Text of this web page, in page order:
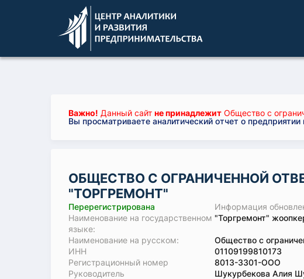
Важно! Данный сайт не принадлежит Общество с
Вы просматриваете аналитический отчет о предприятии
ОБЩЕСТВО С ОГРАНИЧЕННОЙ
"ТОРГРЕМОНТ"
Перерегистрирована
Информация
Наименование на государственном
языке:
"Торгремонт"
Наименование на русском:
Общество с
ИНН
01109199810173
Регистрационный номер
8013-3301-ООО
Руководитель
Шукурбекова Алия